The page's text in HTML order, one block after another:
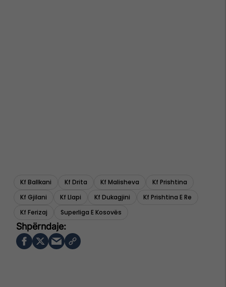
Kf Ballkani Kf Drita Kf Malisheva
Kf Prishtina
Kf Gjilani
Kf Llapi Kf Dukagjini
Kf Prishtina E Re
Kf Ferizaj
Superliga E Kosovës